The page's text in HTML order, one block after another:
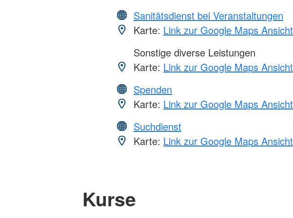
Sanitätsdienst bei Veranstaltungen
Karte: Link zur Google Maps Ansicht
Sonstige diverse Leistungen
Karte: Link zur Google Maps Ansicht
Spenden
Karte: Link zur Google Maps Ansicht
Suchdienst
Karte: Link zur Google Maps Ansicht
Kurse